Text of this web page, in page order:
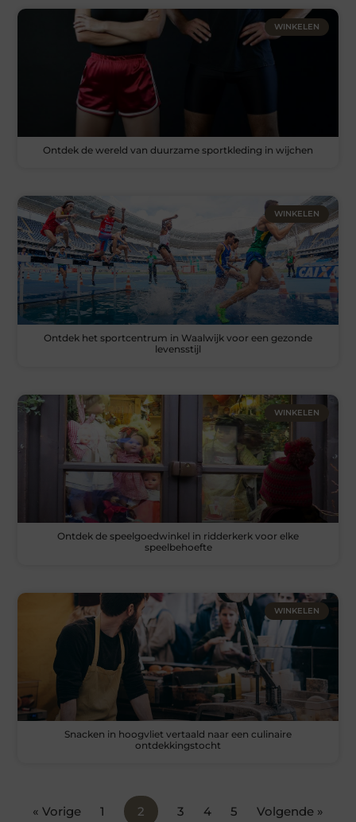
WINKELEN
Ontdek de wereld van duurzame sportkleding in wijchen
WINKELEN
Ontdek het sportcentrum in Waalwijk voor een gezonde
levensstijl
WINKELEN
Ontdek de speelgoedwinkel in ridderkerk voor elke
speelbehoefte
WINKELEN
Snacken in hoogvliet vertaald naar een culinaire
ontdekkingstocht
« Vorige 1 2 3 4 5 Volgende »